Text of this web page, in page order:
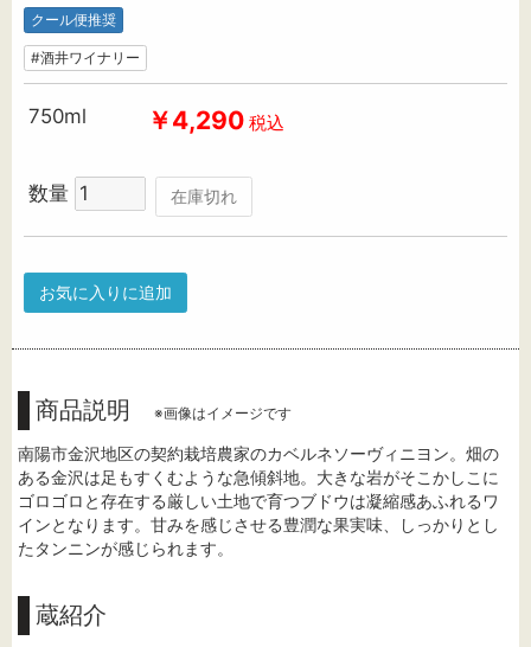
クール便推奨
#酒井ワイナリー
750ml ￥4,290 税込
数量 在庫切れ
お気に入りに追加
商品説明 ※画像はイメージです
南陽市金沢地区の契約栽培農家のカベルネソーヴィニヨン。畑の
ある金沢は足もすくむような急傾斜地。大きな岩がそこかしこに
ゴロゴロと存在する厳しい土地で育つブドウは凝縮感あふれるワ
インとなります。甘みを感じさせる豊潤な果実味、しっかりとし
たタンニンが感じられます。
蔵紹介